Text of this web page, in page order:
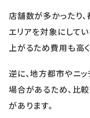
店舗数が多かったり
エリアを対象にして
上がるため費用も高
逆に、地方都市やニ
場合があるため、比
があります。